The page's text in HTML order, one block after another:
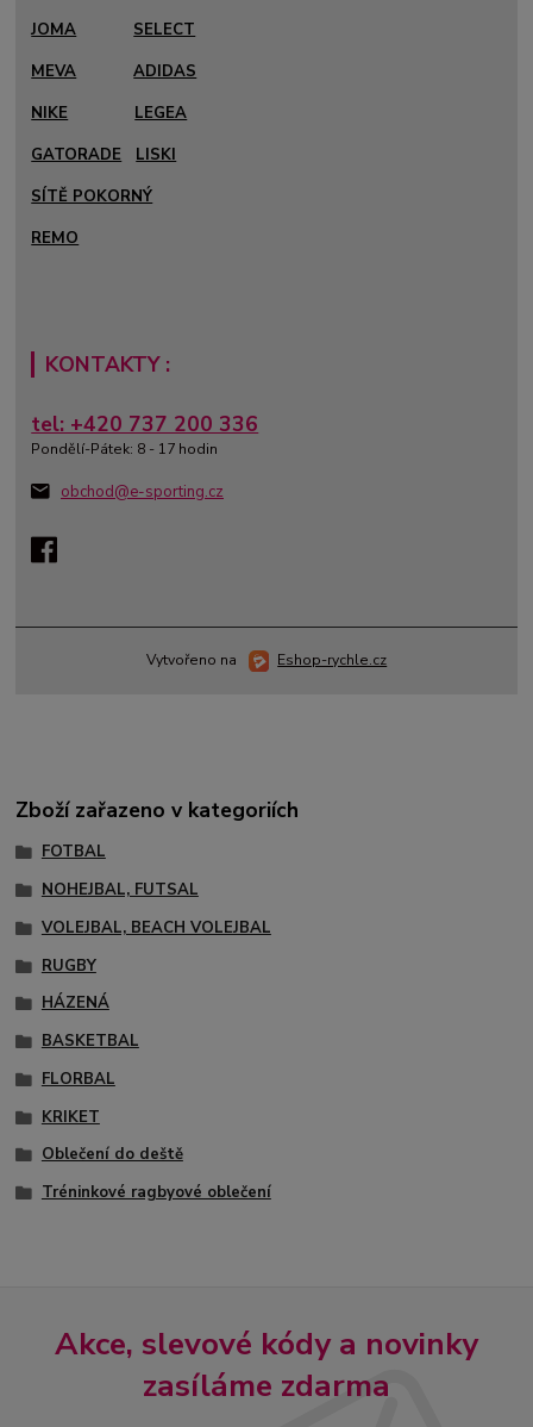
JOMA
SELECT
MEVA
ADIDAS
NIKE
LEGEA
GATORADE
LISKI
SÍTĚ POKORNÝ
REMO
KONTAKTY :
tel: +420 737 200 336
Pondělí-Pátek: 8 - 17 hodin
obchod@e-sporting.cz
Vytvořeno na Eshop-rychle.cz
Zboží zařazeno v kategoriích
FOTBAL
NOHEJBAL, FUTSAL
VOLEJBAL, BEACH VOLEJBAL
RUGBY
HÁZENÁ
BASKETBAL
FLORBAL
KRIKET
Oblečení do deště
Tréninkové ragbyové oblečení
Akce, slevové kódy a novinky
zasíláme zdarma